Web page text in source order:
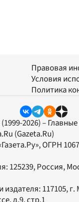
Правовая
Условия
Политика
2026) –
(Gazeta.Ru)
, ОГРН
125239, Россия,
издателя: 117105, г.